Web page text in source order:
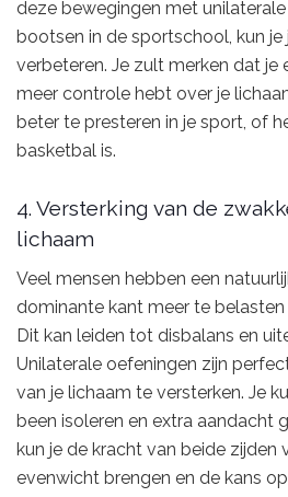
deze bewegingen met
bootsen in de sportschool, kun
verbeteren. Je zult merken dat je
meer controle hebt over je
beter te presteren in je sport, of
basketbal is.
4. Versterking van de
lichaam
Veel mensen hebben een
dominante kant meer te
Dit kan leiden tot disbalans en
Unilaterale oefeningen zijn
van je lichaam te versterken. Je
been isoleren en extra aandacht
kun je de kracht van beide zijden
evenwicht brengen en de kans